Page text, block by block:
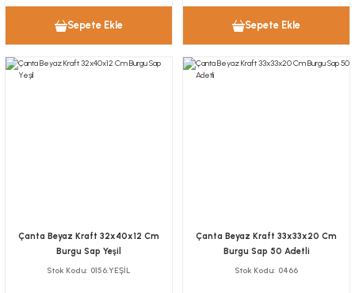
Sepete Ekle Sepete Ekle
Çanta Beyaz Kraft 32x40x12 Cm
Burgu Sap Yeşil
Stok Kodu 0156.YEŞİL
Çanta Beyaz Kraft 33x33x20 Cm
Burgu Sap 50 Adetli
Stok Kodu 0466